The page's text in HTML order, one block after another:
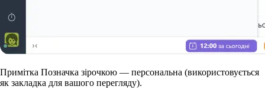
Примітка Позначка зірочкою — персональна (використовується
як закладка для вашого перегляду).